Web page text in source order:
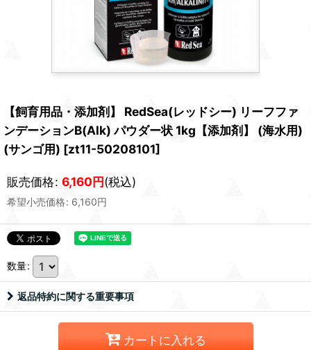
【飼育用品・添加剤】 RedSea(レッドシー) リーフファ
ンデーションB(Alk) パウダー状 1kg【添加剤】 (海水用)
(サンゴ用) [zt11-50208101]
販売価格: 6,160円(税込)
希望小売価格: 6,160円
数量:
返品特約に関する重要事項
カートに入れる